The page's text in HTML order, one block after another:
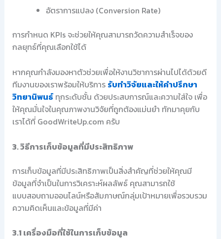
อัตราการแปลง (Conversion Rate)
การกำหนด KPIs จะช่วยให้คุณสามารถวัดความสำเร็จของ
กลยุทธ์ที่คุณเลือกใช้ได้
หากคุณกำลังมองหาตัวช่วยเพื่อให้งานวิชาการผ่านไปได้ด้วยดี
ทีมงานของเราพร้อมให้บริการ รับทำวิจัยและให้คำปรึกษา
วิทยานิพนธ์ทุกระดับชั้น ด้วยประสบการณ์และความใส่ใจ เพื่อ
ให้คุณมั่นใจในคุณภาพงานวิจัยที่ถูกต้องแม่นยำ ทักมาคุยกับ
เราได้ที่ GoodWriteUp.com ครับ
3. วิธีการเก็บข้อมูลที่มีประสิทธิภาพ
การเก็บข้อมูลที่มีประสิทธิภาพเป็นสิ่งสำคัญที่ช่วยให้คุณมี
ข้อมูลที่จำเป็นในการวิเคราะห์ผลลัพธ์ คุณสามารถใช้
แบบสอบถามออนไลน์หรือสัมภาษณ์กลุ่มเป้าหมายเพื่อรวบรวม
ความคิดเห็นและข้อมูลที่มีค่า
3.1 เครื่องมือที่ใช้ในการเก็บข้อมูล